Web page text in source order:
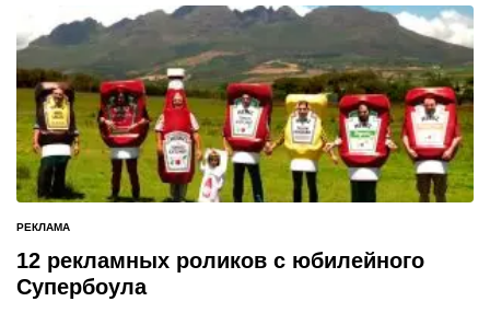
ОПУБЛИКОВАНО
В
РЕКЛАМА
12 рекламных роликов с юбилейного
Супербоула